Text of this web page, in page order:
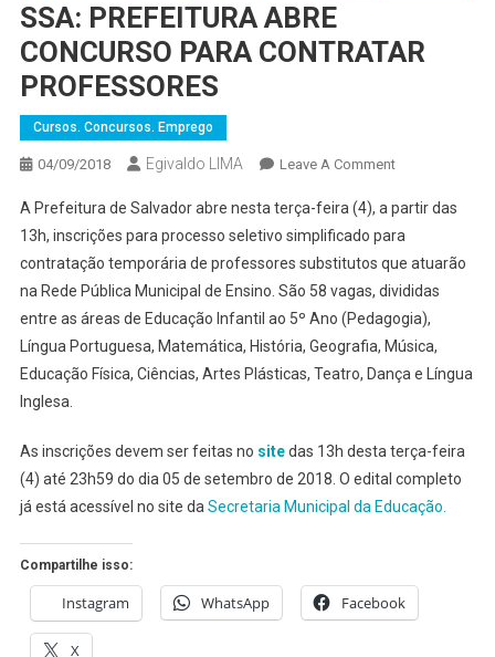
SSA: PREFEITURA ABRE
CONCURSO PARA CONTRATAR
PROFESSORES
Cursos. Concursos. Emprego
04/09/2018 Egivaldo LIMA Leave A CommentOn
PREFEITURA
ABRE
CONCURSO
PARA
CONTRATAR
PROFESSORES
A Prefeitura de Salvador abre nesta terça-feira (4), a partir das
13h, inscrições para processo seletivo simplificado para
contratação temporária de professores substitutos que atuarão
na Rede Pública Municipal de Ensino. São 58 vagas, divididas
entre as áreas de Educação Infantil ao 5º Ano (Pedagogia),
Língua Portuguesa, Matemática, História, Geografia, Música,
Educação Física, Ciências, Artes Plásticas, Teatro, Dança e Língua
Inglesa.
As inscrições devem ser feitas no sitedas 13h desta terça-feira
(4) até 23h59 do dia 05 de setembro de 2018. O edital completo
já está acessível no site da Secretaria Municipal da Educação.
Compartilhe isso:
Instagram WhatsApp Facebook
X